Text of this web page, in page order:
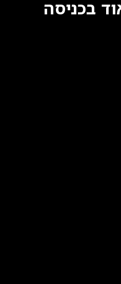
בכניסה